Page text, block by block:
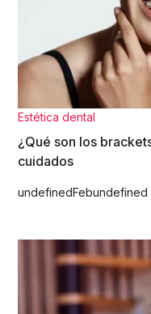
Estética dental
¿Qué son los
cuidados
undefinedFebundefined